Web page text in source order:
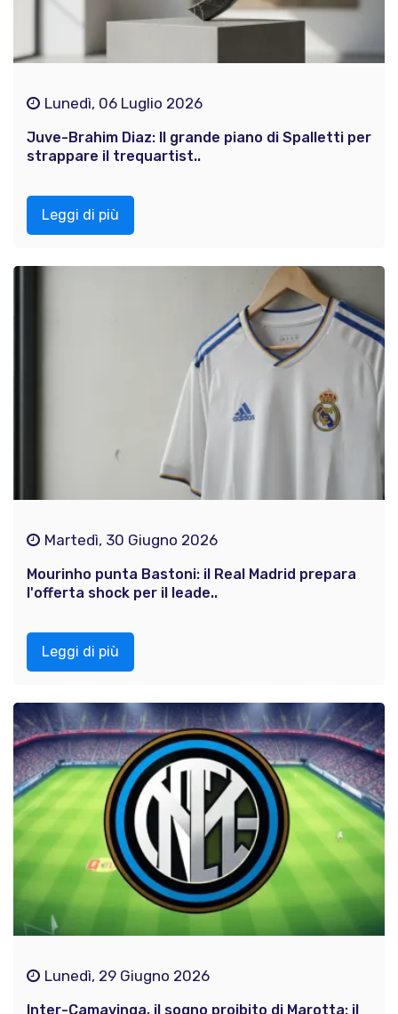
Lunedì, 06 Luglio 2026
Juve-Brahim Diaz: Il grande piano di Spalletti per
strappare il trequartist..
Leggi di più
Martedì, 30 Giugno 2026
Mourinho punta Bastoni: il Real Madrid prepara
l'offerta shock per il leade..
Leggi di più
Lunedì, 29 Giugno 2026
Inter-Camavinga, il sogno proibito di Marotta: il